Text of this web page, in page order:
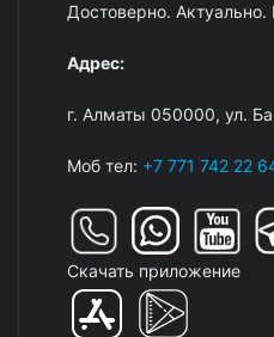
Достоверно. Актуально.
Адрес:
г. Алматы 050000, ул.
Моб тел: +7 771 742 22
Скачать приложение